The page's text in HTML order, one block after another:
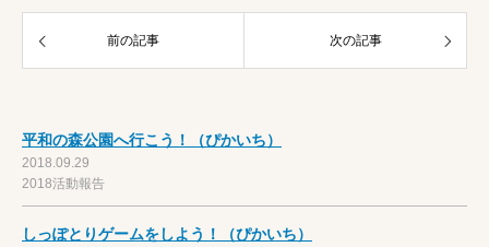
前の記事 次の記事
平和の森公園へ行こう！（ぴかいち）
2018.09.29
2018活動報告
しっぽとりゲームをしよう！（ぴかいち）